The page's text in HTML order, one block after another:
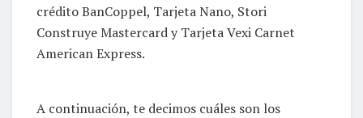
crédito BanCoppel, Tarjeta Nano, Stori
Construye Mastercard y Tarjeta Vexi Carnet
American Express.
A continuación, te decimos cuáles son los